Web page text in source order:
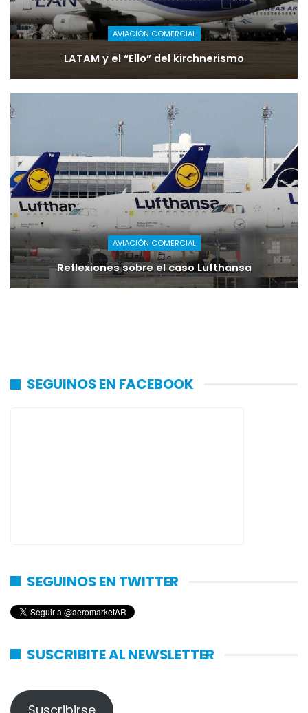
AVIACIÓN COMERCIAL
LATAM y el “Ello” del kirchnerismo
AVIACIÓN COMERCIAL
Reflexiones sobre el caso Lufthansa
SEGUINOS EN FACEBOOK
SEGUINOS EN TWITTER
SUSCRIBITE AL NEWSLETTER